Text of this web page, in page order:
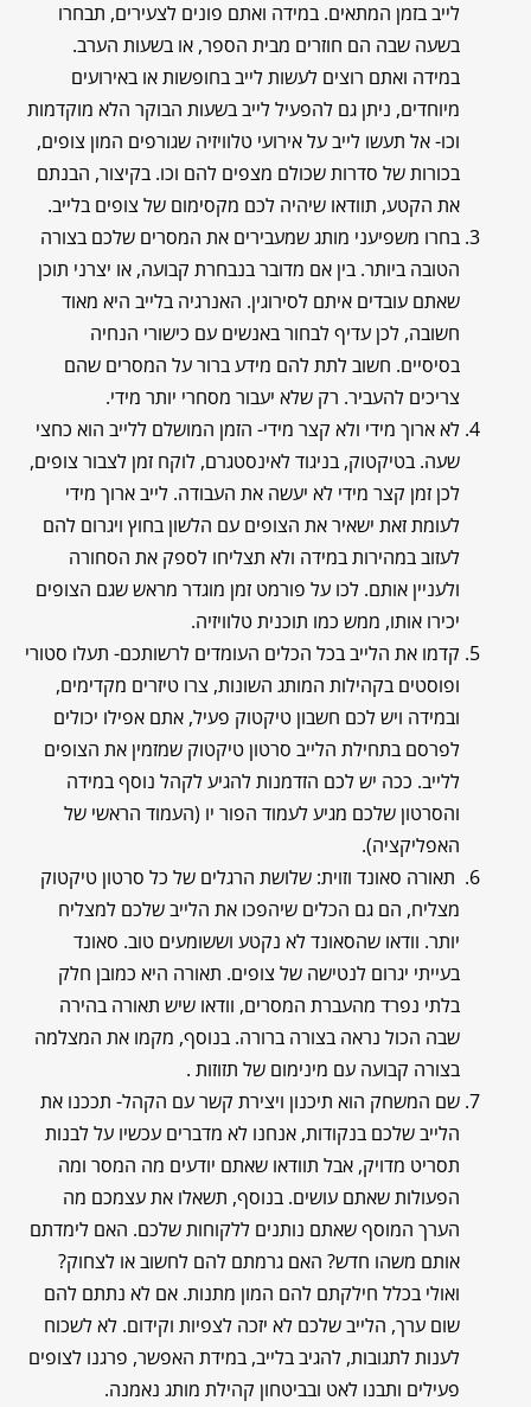
לייב בזמן המתאים. במידה ואתם פונים לצעירים, תבחרו
בשעה שבה הם חוזרים מבית הספר, או בשעות הערב.
במידה ואתם רוצים לעשות לייב בחופשות או באירועים
מיוחדים, ניתן גם להפעיל לייב בשעות הבוקר הלא מוקדמות
וכו- אל תעשו לייב על אירועי טלוויזיה שגורפים המון צופים,
בכורות של סדרות שכולם מצפים להם וכו. בקיצור, הבנתם
את הקטע, תוודאו שיהיה לכם מקסימום של צופים בלייב.
בחרו משפיעני מותג שמעבירים את המסרים שלכם בצורה
הטובה ביותר. בין אם מדובר בנבחרת קבועה, או יצרני תוכן
שאתם עובדים איתם לסירוגין. האנרגיה בלייב היא מאוד
חשובה, לכן עדיף לבחור באנשים עם כישורי הנחיה
בסיסיים. חשוב לתת להם מידע ברור על המסרים שהם
צריכים להעביר. רק שלא יעבור מסחרי יותר מידי.
לא ארוך מידי ולא קצר מידי- הזמן המושלם ללייב הוא כחצי
שעה. בטיקטוק, בניגוד לאינסטגרם, לוקח זמן לצבור צופים,
לכן זמן קצר מידי לא יעשה את העבודה. לייב ארוך מידי
לעומת זאת ישאיר את הצופים עם הלשון בחוץ ויגרום להם
לעזוב במהירות במידה ולא תצליחו לספק את הסחורה
ולעניין אותם. לכו על פורמט זמן מוגדר מראש שגם הצופים
יכירו אותו, ממש כמו תוכנית טלוויזיה.
קדמו את הלייב בכל הכלים העומדים לרשותכם- תעלו סטורי
ופוסטים בקהילות המותג השונות, צרו טיזרים מקדימים,
ובמידה ויש לכם חשבון טיקטוק פעיל, אתם אפילו יכולים
לפרסם בתחילת הלייב סרטון טיקטוק שמזמין את הצופים
ללייב. ככה יש לכם הזדמנות להגיע לקהל נוסף במידה
והסרטון שלכם מגיע לעמוד הפור יו (העמוד הראשי של
האפליקציה).
תאורה סאונד וזוית: שלושת הרגלים של כל סרטון טיקטוק
מצליח, הם גם הכלים שיהפכו את הלייב שלכם למצליח
יותר. וודאו שהסאונד לא נקטע וששומעים טוב. סאונד
בעייתי יגרום לנטישה של צופים. תאורה היא כמובן חלק
בלתי נפרד מהעברת המסרים, וודאו שיש תאורה בהירה
שבה הכול נראה בצורה ברורה. בנוסף, מקמו את המצלמה
בצורה קבועה עם מינימום של תזוזות .
שם המשחק הוא תיכנון ויצירת קשר עם הקהל- תככנו את
הלייב שלכם בנקודות, אנחנו לא מדברים עכשיו על לבנות
תסריט מדויק, אבל תוודאו שאתם יודעים מה המסר ומה
הפעולות שאתם עושים. בנוסף, תשאלו את עצמכם מה
הערך המוסף שאתם נותנים ללקוחות שלכם. האם לימדתם
אותם משהו חדש? האם גרמתם להם לחשוב או לצחוק?
ואולי בכלל חילקתם להם המון מתנות. אם לא נתתם להם
שום ערך, הלייב שלכם לא יזכה לצפיות וקידום. לא לשכוח
לענות לתגובות, להגיב בלייב, במידת האפשר, פרגנו לצופים
פעילים ותבנו לאט ובביטחון קהילת מותג נאמנה.